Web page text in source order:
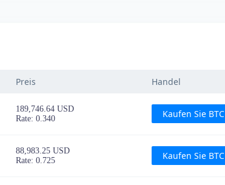
Preis Handel
189,746.64 USD
Rate: 0.340
Kaufen Sie BTC
88,983.25 USD
Rate: 0.725
Kaufen Sie BTC